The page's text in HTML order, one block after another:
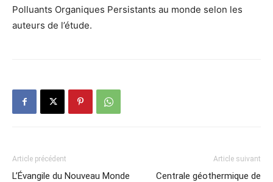
Polluants Organiques Persistants au monde selon les
auteurs de l’étude.
Article précédent
L’Évangile du Nouveau Monde
Article suivant
Centrale géothermique de